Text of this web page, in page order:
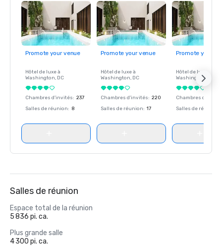
Promote your venue
Hôtel de luxe à
Washington, DC
Chambres d'invités: 237
Salles de réunion: 8
Promote your venue
Hôtel de luxe à
Washington, DC
Chambres d'invités: 220
Salles de réunion: 17
Promote your
Hôtel de luxe à
Washington
Chambres
Salles de réunion
Salles de réunion
Espace total de la réunion
5 836 pi. ca.
Plus grande salle
4 300 pi. ca.